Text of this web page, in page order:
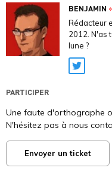
BENJAMIN
Rédacteur
2012. N'as
lune ?
Twitter
PARTICIPER
Une faute d'orthographe
N'hésitez pas à nous
Envoyer un ticket